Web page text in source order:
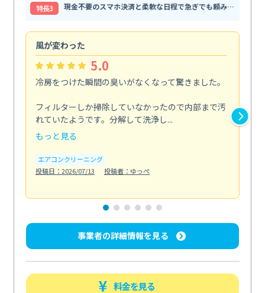
特⻑3
現金不要のスマホ決済と柔軟な日程で急ぎでも頼みやすい
風が変わった
5.0
冷房をつけた瞬間の臭いがなくなって驚きました。
フィルターしか掃除していなかったので内部まで汚
れていたようです。分解して洗浄し...
もっと見る
エアコンクリーニング
投稿日：2026/07/13
投稿者：ゆっぺ
事業者の詳細情報を見る
料金を見る